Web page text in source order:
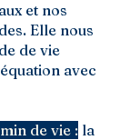
et nos
Elle nous
de vie
avec
de vie : la